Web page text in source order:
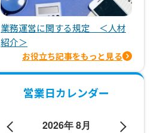
業務運営に関する規定 ＜人材
紹介＞
お役立ち記事をもっと見る
営業日カレンダー
2026年 8月